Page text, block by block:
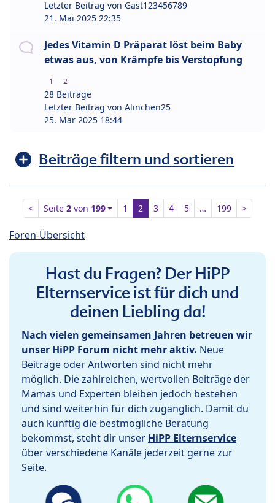
Letzter Beitrag von Gast123456789
21. Mai 2025 22:35
Jedes Vitamin D Präparat löst beim Baby
etwas aus, von Krämpfe bis Verstopfung
1 2
28 Beiträge
Letzter Beitrag von Alinchen25
25. Mär 2025 18:44
Beiträge filtern und sortieren
< Seite 2von 199 1 2 3 4 5 … 199 >
Foren-Übersicht
Hast du Fragen? Der HiPP
Elternservice ist für dich und
deinen Liebling da!
Nach vielen gemeinsamen Jahren betreuen wir
unser HiPP Forum nicht mehr aktiv. Neue
Beiträge oder Antworten sind nicht mehr
möglich. Die zahlreichen, wertvollen Beiträge der
Mamas und Experten bleiben jedoch bestehen
und sind weiterhin für dich zugänglich. Damit du
auch künftig die bestmögliche Beratung
bekommst, steht dir unser HiPP Elternservice
über verschiedene Kanäle jederzeit gerne zur
Seite.